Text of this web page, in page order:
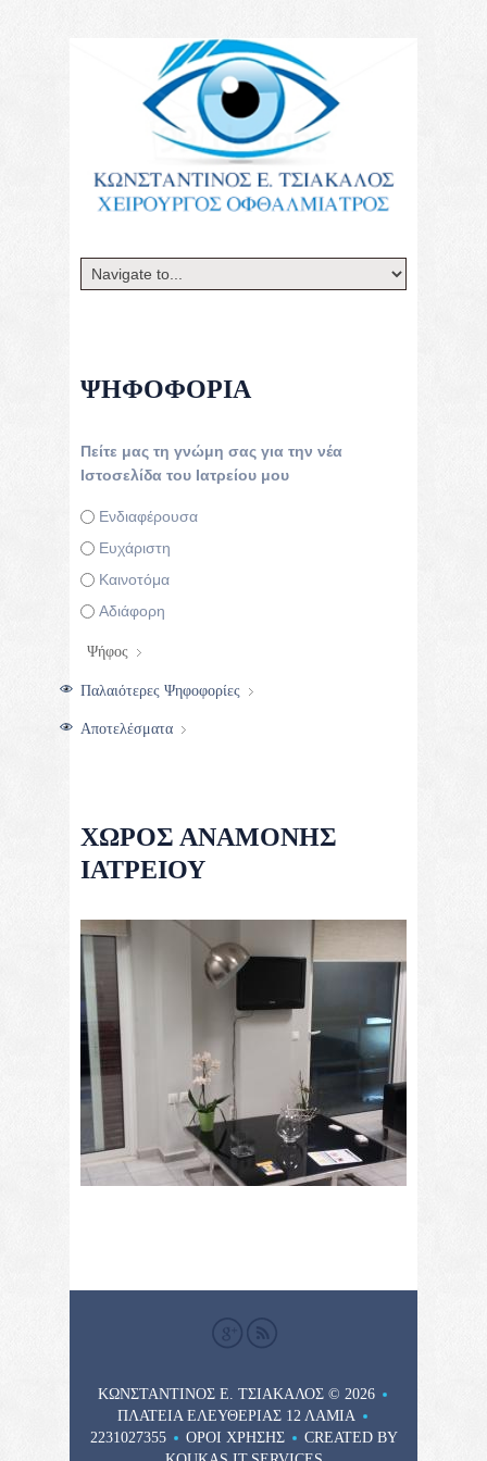
ΨΗΦΟΦΟΡΊΑ
Πείτε μας τη γνώμη σας για την νέα
Ιστοσελίδα του Ιατρείου μου
Επιλογές
Ενδιαφέρουσα
Ευχάριστη
Καινοτόμα
Αδιάφορη
Παλαιότερες Ψηφοφορίες
Αποτελέσματα
ΧΏΡΟΣ ΑΝΑΜΟΝΉΣ
ΙΑΤΡΕΊΟΥ
ΚΩΝΣΤΑΝΤΙΝΟΣ Ε. ΤΣΙΑΚΑΛΟΣ © 2026
ΠΛΑΤΕΊΑ ΕΛΕΥΘΕΡΊΑΣ 12 ΛΑΜΊΑ
2231027355
ΌΡΟΙ ΧΡΉΣΗΣ
CREATED BY